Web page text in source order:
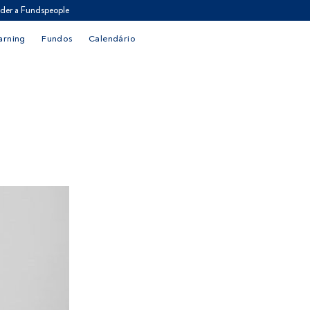
a Fundspeople
Fundos Calendário